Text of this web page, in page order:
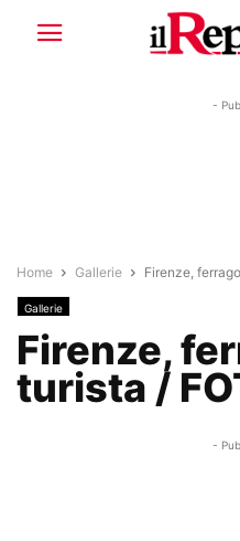
-
Home Gallerie Firenze,
Gallerie
Firenze,
turista /
-